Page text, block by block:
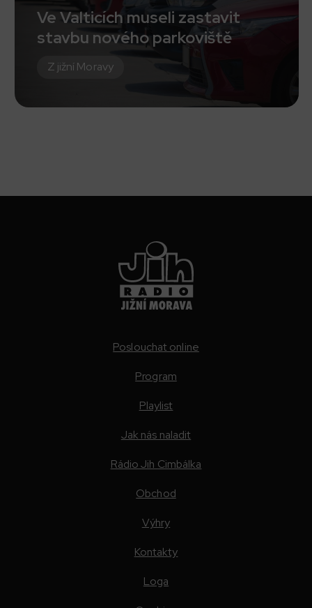
Ve Valticích museli zastavit
stavbu nového parkoviště
Z jižní Moravy
Poslouchat online
Program
Playlist
Jak nás naladit
Rádio Jih Cimbálka
Obchod
Výhry
Kontakty
Loga